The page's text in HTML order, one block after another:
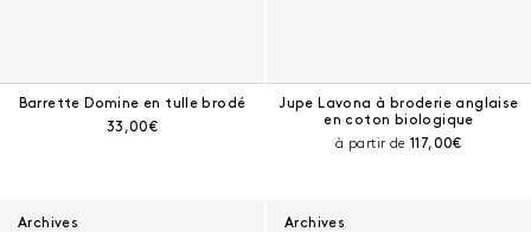
Barrette Domine en tulle brodé
Prix courant :
33,00€
Jupe Lavona à broderie anglaise
en coton biologique
à partir de Prix courant :
117,00€
Archives Archives